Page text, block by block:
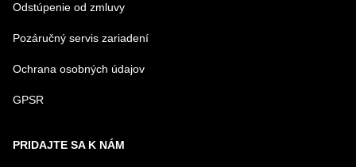
Odstúpenie od zmluvy
Pozáručný servis zariadení
Ochrana osobných údajov
GPSR
PRIDAJTE SA K NÁM